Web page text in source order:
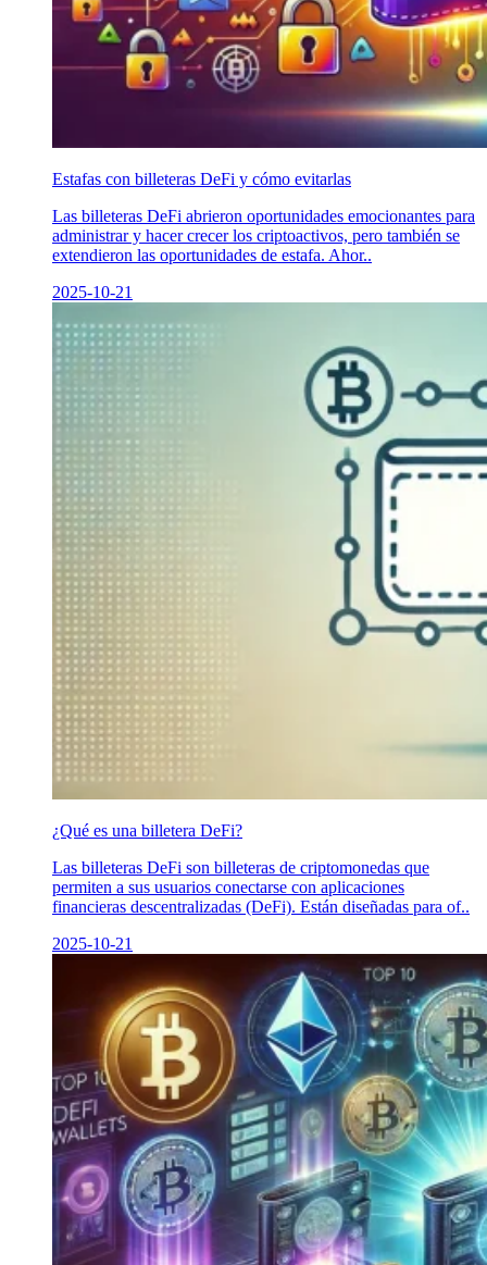
Estafas con billeteras DeFi y cómo evitarlas
Las billeteras DeFi abrieron oportunidades emocionantes para
administrar y hacer crecer los criptoactivos, pero también se
extendieron las oportunidades de estafa. Ahor..
2025-10-21
¿Qué es una billetera DeFi?
Las billeteras DeFi son billeteras de criptomonedas que
permiten a sus usuarios conectarse con aplicaciones
financieras descentralizadas (DeFi). Están diseñadas para of..
2025-10-21